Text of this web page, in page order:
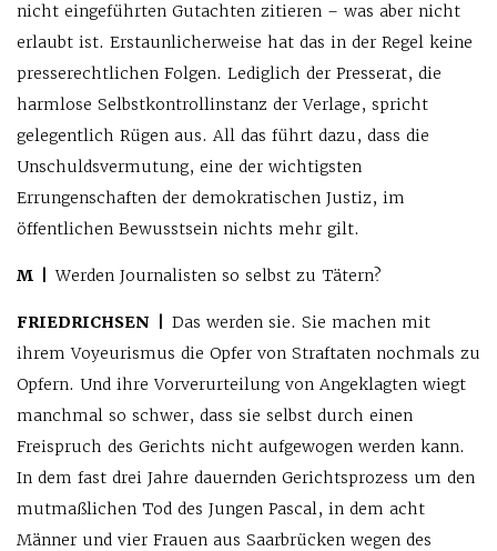
nicht eingeführten Gutachten zitieren – was aber nicht
erlaubt ist. Erstaunlicherweise hat das in der Regel keine
presserechtlichen Folgen. Lediglich der Presserat, die
harmlose Selbstkontrollinstanz der Verlage, spricht
gelegentlich Rügen aus. All das führt dazu, dass die
Unschuldsvermutung, eine der wichtigsten
Errungenschaften der demokratischen Justiz, im
öffentlichen Bewusstsein nichts mehr gilt.
M | Werden Journalisten so selbst zu Tätern?
FRIEDRICHSEN |
Das werden sie. Sie machen mit
ihrem Voyeurismus die Opfer von Straftaten nochmals zu
Opfern. Und ihre Vorverurteilung von Angeklagten wiegt
manchmal so schwer, dass sie selbst durch einen
Freispruch des Gerichts nicht aufgewogen werden kann.
In dem fast drei Jahre dauernden Gerichtsprozess um den
mutmaßlichen Tod des Jungen Pascal, in dem acht
Männer und vier Frauen aus Saarbrücken wegen des